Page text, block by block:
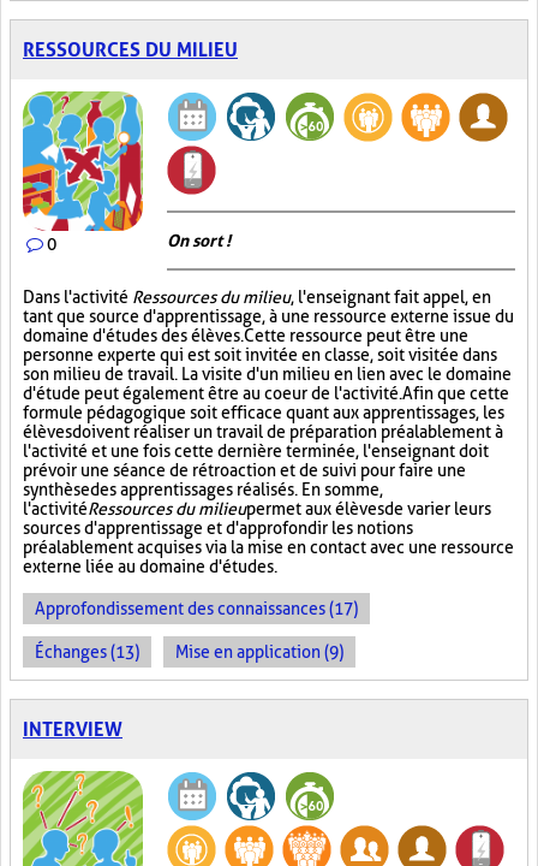
RESSOURCES DU MILIEU
0 On sort !
Dans l'activité Ressources du milieu, l'enseignant fait appel, en
tant que source d'apprentissage, à une ressource externe issue du
domaine d'études des élèves. Cette ressource peut être une
personne experte qui est soit invitée en classe, soit visitée dans
son milieu de travail. La visite d'un milieu en lien avec le domaine
d'étude peut également être au coeur de l'activité. Afin que cette
formule pédagogique soit efficace quant aux apprentissages, les
élèves doivent réaliser un travail de préparation préalablement à
l'activité et une fois cette dernière terminée, l'enseignant doit
prévoir une séance de rétroaction et de suivi pour faire une
synthèse des apprentissages réalisés. En somme,
l'activitéRessources du milieupermet aux élèves de varier leurs
sources d'apprentissage et d'approfondir les notions
préalablement acquises via la mise en contact avec une ressource
externe liée au domaine d'études.
Approfondissement des connaissances (17)
Échanges (13) Mise en application (9)
INTERVIEW